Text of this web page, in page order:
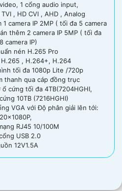
1 cổng audio input,
, HD CVI , AHD , Analog
camera IP 2MP ( tối đa 5 camera
thêm 2 camera IP 5MP ( tối đa
camera IP)
nén H.265 Pro
, H.264+, H.264
tối đa 1080p Lite /720p
thanh qua cáp đồng trục
ổ cứng tối đa 4TB(7204HGHI,
10TB (7216HGHI)
VGA với Độ phân giải lên tới:
RJ45 10/100M
USB 2.0
12V1.5A